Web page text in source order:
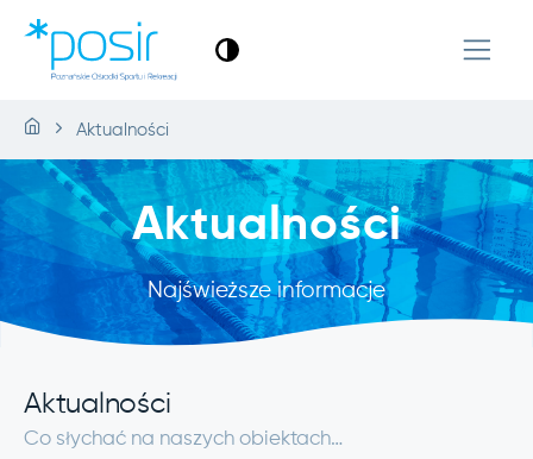
Aktualności
Aktualności
Najświeższe informacje
Aktualności
Co słychać na naszych obiektach…